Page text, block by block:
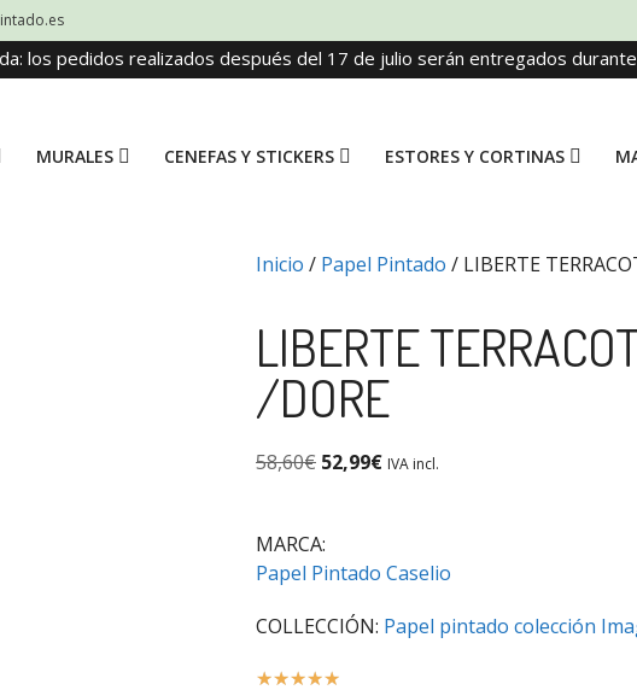
los pedidos realizados después del 17 de julio serán entregados
MURALES CENEFAS Y STICKERS ESTORES Y CORTINAS
Inicio / Papel Pintado / LIBERTE
LIBERTE
/DORE
58,60€ 52,99€ IVA incl.
MARCA:
Papel Pintado Caselio
COLLECCIÓN: Papel pintado colección
☆☆☆☆☆